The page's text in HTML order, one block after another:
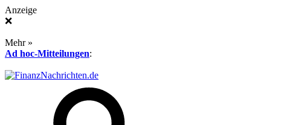
Anzeige
❌
Mehr »
Ad hoc-Mitteilungen: